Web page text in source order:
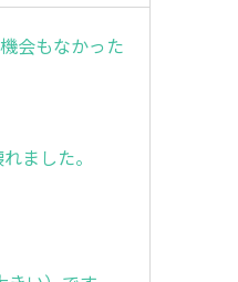
会もなかった
ました。